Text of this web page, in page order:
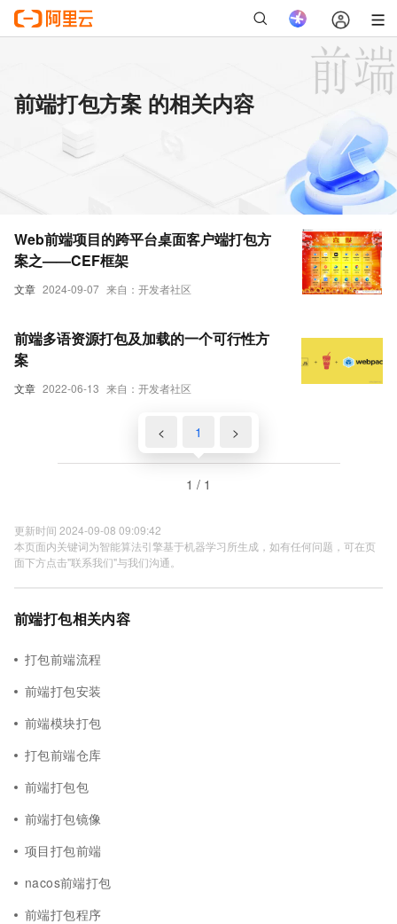
前端打包方案 的相关内容
文章 2024-09-07 来自：开发者社区
Web前端项目的跨平台桌面客户端打包方
案之——CEF框架
文章 2022-06-13 来自：开发者社区
前端多语资源打包及加载的一个可行性方
案
< 1 >
1 / 1
更新时间 2024-09-08 09:09:42
本页面内关键词为智能算法引擎基于机器学习所生成，如有任何问题，可在页
面下方点击"联系我们"与我们沟通。
前端打包相关内容
打包前端流程
前端打包安装
前端模块打包
打包前端仓库
前端打包包
前端打包镜像
项目打包前端
nacos前端打包
前端打包程序